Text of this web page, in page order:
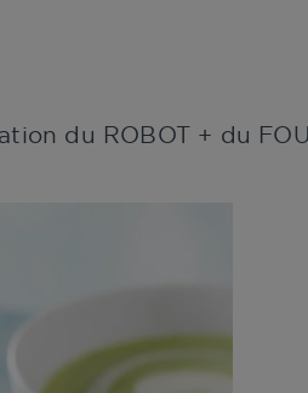
du ROBOT + du